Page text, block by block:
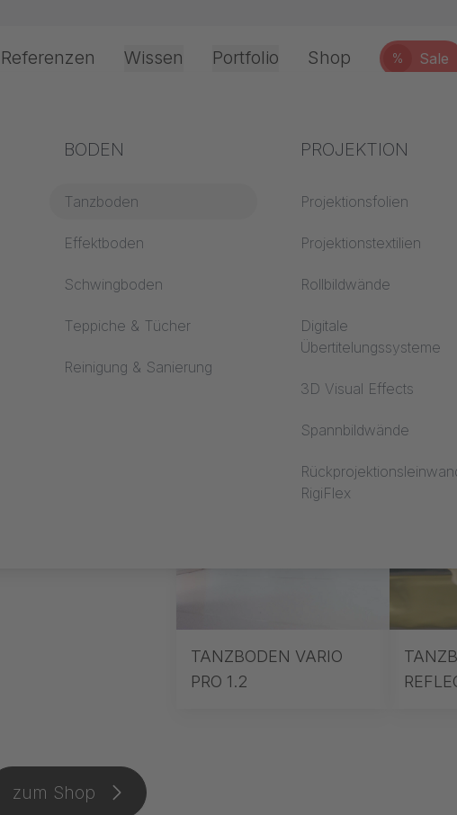
Event &
Office & Interior
Referenzen Wissen
Verarbeitung &
Branchenwissen
Textilwissen
Akustikwissen
Projektionswissen
Portfolio
BODEN
Tanzboden
Effektboden
Schwingboden
Teppiche & Tücher
Reinigung & Sanierung
PROJEKTION
Projektionsfolien
Projektionstextilien
Rollbildwände
Digitale
Übertitelungssysteme
3D Visual Effects
Spannbildwände
RigiFlex
Shop % Sale
TANZ-, EVENT- &
MESSEBODEN
TANZBODEN VARIO
PRO 1.2
zum Shop